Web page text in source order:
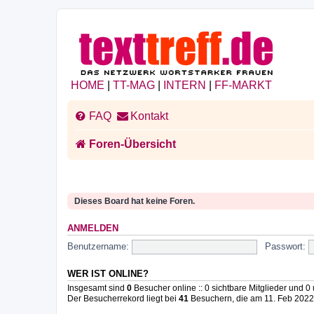
HOME TT-MAG INTERN FF-MARKT
FAQ Kontakt
Foren-Übersicht
Dieses Board hat keine Foren.
ANMELDEN
Benutzername: Passwort:
WER IST ONLINE?
Insgesamt sind 0 Besucher online :: 0 sichtbare Mitglieder und
Der Besucherrekord liegt bei 41 Besuchern, die am 11. Feb